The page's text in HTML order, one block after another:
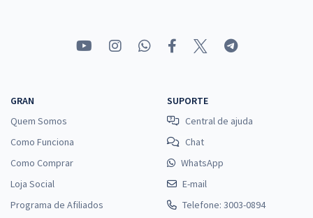
GRAN
Quem Somos
Como Funciona
Como Comprar
Loja Social
Programa de Afiliados
SUPORTE
Central de ajuda
Chat
WhatsApp
E-mail
Telefone: 3003-0894